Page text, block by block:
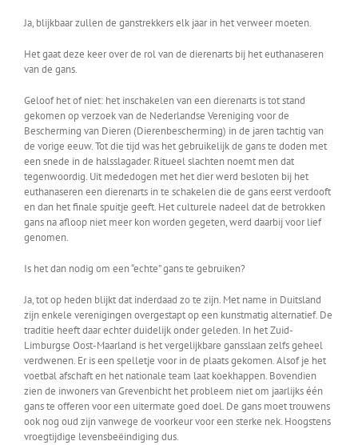
Ja, blijkbaar zullen de ganstrekkers elk jaar in het verweer moeten.
Het gaat deze keer over de rol van de dierenarts bij het euthanaseren
van de gans.
Geloof het of niet: het inschakelen van een dierenarts is tot stand
gekomen op verzoek van de Nederlandse Vereniging voor de
Bescherming van Dieren (Dierenbescherming) in de jaren tachtig van
de vorige eeuw. Tot die tijd was het gebruikelijk de gans te doden met
een snede in de halsslagader. Ritueel slachten noemt men dat
tegenwoordig. Uit mededogen met het dier werd besloten bij het
euthanaseren een dierenarts in te schakelen die de gans eerst verdooft
en dan het finale spuitje geeft. Het culturele nadeel dat de betrokken
gans na afloop niet meer kon worden gegeten, werd daarbij voor lief
genomen.
Is het dan nodig om een “echte” gans te gebruiken?
Ja, tot op heden blijkt dat inderdaad zo te zijn. Met name in Duitsland
zijn enkele verenigingen overgestapt op een kunstmatig alternatief. De
traditie heeft daar echter duidelijk onder geleden. In het Zuid-
Limburgse Oost-Maarland is het vergelijkbare gansslaan zelfs geheel
verdwenen. Er is een spelletje voor in de plaats gekomen. Alsof je het
voetbal afschaft en het nationale team laat koekhappen. Bovendien
zien de inwoners van Grevenbicht het probleem niet om jaarlijks één
gans te offeren voor een uitermate goed doel. De gans moet trouwens
ook nog oud zijn vanwege de voorkeur voor een sterke nek. Hoogstens
vroegtijdige levensbeëindiging dus.